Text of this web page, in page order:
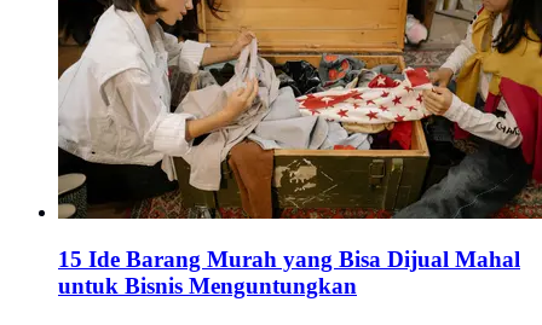
15 Ide Barang Murah yang Bisa Dijual Mahal
untuk Bisnis Menguntungkan